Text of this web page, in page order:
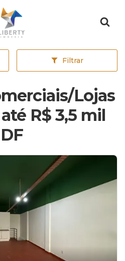
Página inicial
Filtrar
Lojas
R$ 3,5 mil